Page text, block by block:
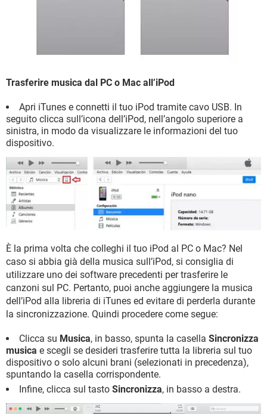
Trasferire musica dal PC o Mac all’iPod
Apri iTunes e connetti il tuo iPod tramite cavo USB. In
seguito clicca sull’icona dell’iPod, nell’angolo superiore a
sinistra, in modo da visualizzare le informazioni del tuo
dispositivo.
È la prima volta che colleghi il tuo iPod al PC o Mac? Nel
caso si abbia già della musica sull’iPod, si consiglia di
utilizzare uno dei software precedenti per trasferire le
canzoni sul PC. Pertanto, puoi anche aggiungere la musica
dell’iPod alla libreria di iTunes ed evitare di perderla durante
la sincronizzazione. Quindi procedere come segue:
Clicca su Musica, in basso, spunta la casella Sincronizza
musica e scegli se desideri trasferire tutta la libreria sul tuo
dispositivo o solo alcuni brani (selezionati in precedenza),
spuntando la casella corrispondente.
Infine, clicca sul tasto Sincronizza, in basso a destra.